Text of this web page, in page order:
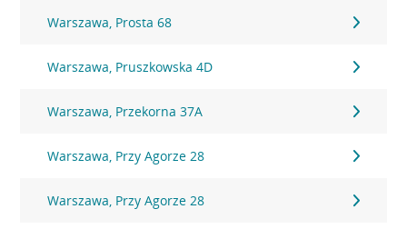
Warszawa, Prosta 68
Warszawa, Pruszkowska 4D
Warszawa, Przekorna 37A
Warszawa, Przy Agorze 28
Warszawa, Przy Agorze 28